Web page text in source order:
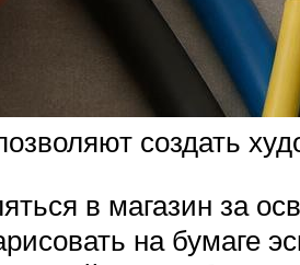
создать
в магазин за
на бумаге